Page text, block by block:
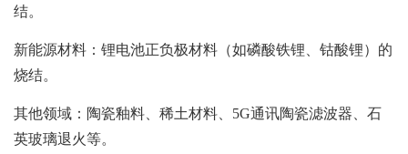
结。
新能源材料：锂电池正负极材料（如磷酸铁锂、钴酸锂）的
烧结。
其他领域：陶瓷釉料、稀土材料、5G通讯陶瓷滤波器、石
英玻璃退火等。